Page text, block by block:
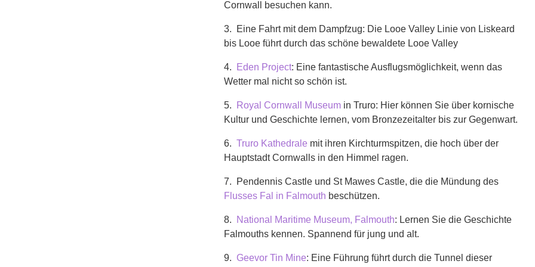
Cornwall besuchen kann.
3. Eine Fahrt mit dem Dampfzug: Die Looe Valley Linie von Liskeard
bis Looe führt durch das schöne bewaldete Looe Valley
4. Eden Project: Eine fantastische Ausflugsmöglichkeit, wenn das
Wetter mal nicht so schön ist.
5. Royal Cornwall Museumin Truro: Hier können Sie über kornische
Kultur und Geschichte lernen, vom Bronzezeitalter bis zur Gegenwart.
6. Truro Kathedralemit ihren Kirchturmspitzen, die hoch über der
Hauptstadt Cornwalls in den Himmel ragen.
7. Pendennis Castle und St Mawes Castle, die die Mündung des
Flusses Fal in Falmouth beschützen.
8. National Maritime Museum, Falmouth: Lernen Sie die Geschichte
Falmouths kennen. Spannend für jung und alt.
9. Geevor Tin Mine: Eine Führung führt durch die Tunnel dieser